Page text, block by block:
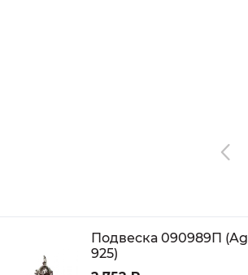
Подвеска 090989П (Ag
925)